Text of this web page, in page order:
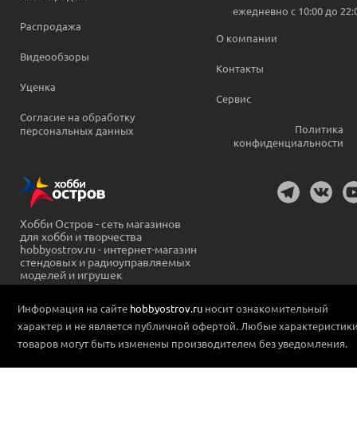
Распродажа
Видеообзоры
Уценка
Согласие на обработку
персональных данных
ежедневно c 10:00 до
О компании
Контакты
Сервис
Политика
конфиденциальности
Хобби Остров - сеть магазинов
для хобби и творчества
hobbyostrov.ru - интернет-магазин
стендовых и радиоуправляемых
моделей и игрушек
Информация на сайте hobbyostrov.ru носит ознакомительный
характер и не является публичной офертой. Любые
товаров могут быть изменены производителем без уведомления.